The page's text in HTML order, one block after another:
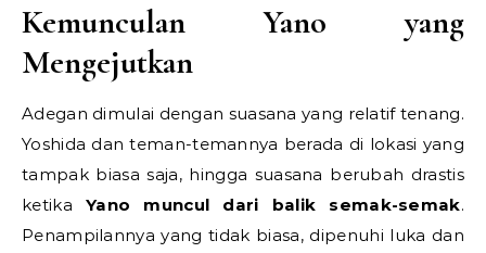
Kemunculan Yano yang
Mengejutkan
Adegan dimulai dengan suasana yang relatif tenang.
Yoshida dan teman-temannya berada di lokasi yang
tampak biasa saja, hingga suasana berubah drastis
ketika Yano muncul dari balik semak-semak.
Penampilannya yang tidak biasa, dipenuhi luka dan